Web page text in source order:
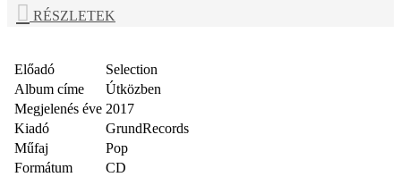
RÉSZLETEK
Előadó
Selection
Album címe
Útközben
Megjelenés éve 2017
Kiadó
GrundRecords
Műfaj
Pop
Formátum
CD